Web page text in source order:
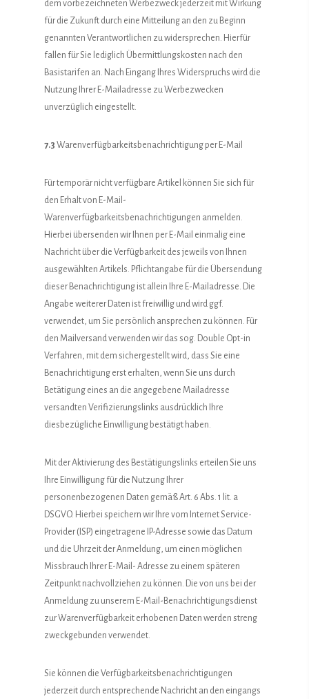
dem vorbezeichneten Werbezweck jederzeit mit Wirkung
für die Zukunft durch eine Mitteilung an den zu Beginn
genannten Verantwortlichen zu widersprechen. Hierfür
fallen für Sie lediglich Übermittlungskosten nach den
Basistarifen an. Nach Eingang Ihres Widerspruchs wird die
Nutzung Ihrer E-Mailadresse zu Werbezwecken
unverzüglich eingestellt.
7.3 Warenverfügbarkeitsbenachrichtigung per E-Mail
Für temporär nicht verfügbare Artikel können Sie sich für
den Erhalt von E-Mail-
Warenverfügbarkeitsbenachrichtigungen anmelden.
Hierbei übersenden wir Ihnen per E-Mail einmalig eine
Nachricht über die Verfügbarkeit des jeweils von Ihnen
ausgewählten Artikels. Pflichtangabe für die Übersendung
dieser Benachrichtigung ist allein Ihre E-Mailadresse. Die
Angabe weiterer Daten ist freiwillig und wird ggf.
verwendet, um Sie persönlich ansprechen zu können. Für
den Mailversand verwenden wir das sog. Double Opt-in
Verfahren, mit dem sichergestellt wird, dass Sie eine
Benachrichtigung erst erhalten, wenn Sie uns durch
Betätigung eines an die angegebene Mailadresse
versandten Verifizierungslinks ausdrücklich Ihre
diesbezügliche Einwilligung bestätigt haben.
Mit der Aktivierung des Bestätigungslinks erteilen Sie uns
Ihre Einwilligung für die Nutzung Ihrer
personenbezogenen Daten gemäß Art. 6 Abs. 1 lit. a
DSGVO. Hierbei speichern wir Ihre vom Internet Service-
Provider (ISP) eingetragene IP-Adresse sowie das Datum
und die Uhrzeit der Anmeldung, um einen möglichen
Missbrauch Ihrer E-Mail- Adresse zu einem späteren
Zeitpunkt nachvollziehen zu können. Die von uns bei der
Anmeldung zu unserem E-Mail-Benachrichtigungsdienst
zur Warenverfügbarkeit erhobenen Daten werden streng
zweckgebunden verwendet.
Sie können die Verfügbarkeitsbenachrichtigungen
jederzeit durch entsprechende Nachricht an den eingangs